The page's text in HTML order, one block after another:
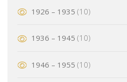
1926 – 1935 (10)
1936 – 1945 (10)
1946 – 1955 (10)